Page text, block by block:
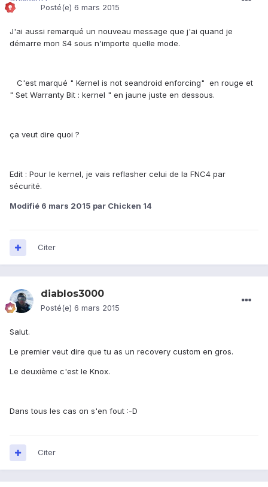
Posté(e) 6 mars 2015
J'ai aussi remarqué un nouveau message que j'ai quand je
démarre mon S4 sous n'importe quelle mode.
C'est marqué " Kernel is not seandroid enforcing" en rouge et
" Set Warranty Bit : kernel " en jaune juste en dessous.
ça veut dire quoi ?
Edit : Pour le kernel, je vais reflasher celui de la FNC4 par
sécurité.
Modifié 6 mars 2015 par Chicken 14
Citer
diablos3000
Posté(e) 6 mars 2015
Salut.
Le premier veut dire que tu as un recovery custom en gros.
Le deuxième c'est le Knox.
Dans tous les cas on s'en fout :-D
Citer